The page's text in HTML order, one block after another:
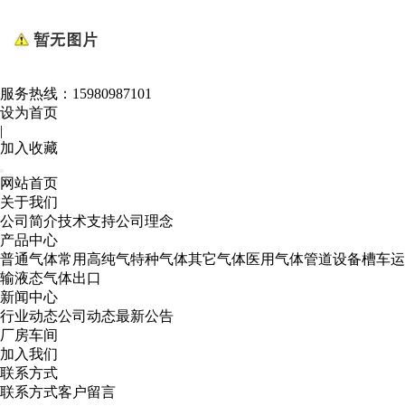
服务热线： 15980987101
设为首页
|
加入收藏
网站首页
关于我们
公司简介技术支持公司理念
产品中心
普通气体常用高纯气特种气体其它气体医用气体管道设备槽车运
输液态气体出口
新闻中心
行业动态公司动态最新公告
厂房车间
加入我们
联系方式
联系方式客户留言